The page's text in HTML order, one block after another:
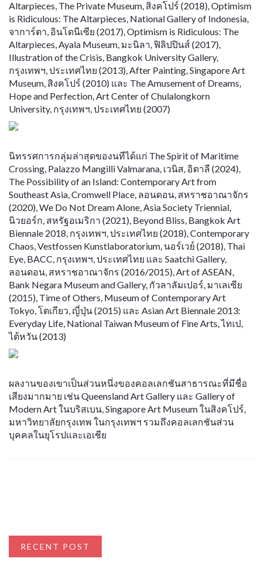
Altarpieces, The Private Museum, สิงคโปร์ (2018), Optimism
is Ridiculous: The Altarpieces, National Gallery of Indonesia,
จาการ์ตา, อินโดนีเซีย (2017), Optimism is Ridiculous: The
Altarpieces, Ayala Museum, มะนิลา, ฟิลิปปินส์ (2017),
Illustration of the Crisis, Bangkok University Gallery,
กรุงเทพฯ, ประเทศไทย (2013), After Painting, Singapore Art
Museum, สิงคโปร์ (2010) และ The Amusement of Dreams,
Hope and Perfection, Art Center of Chulalongkorn
University, กรุงเทพฯ, ประเทศไทย (2007)
นิทรรศการกลุ่มล่าสุดของนทีได้แก่ The Spirit of Maritime
Crossing, Palazzo Mangilli Valmarana, เวนิส, อิตาลี (2024),
The Possibility of an Island: Contemporary Art from
Southeast Asia, Cromwell Place, ลอนดอน, สหราชอาณาจักร
(2020), We Do Not Dream Alone, Asia Society Triennial,
นิวยอร์ก, สหรัฐอเมริกา (2021), Beyond Bliss, Bangkok Art
Biennale 2018, กรุงเทพฯ, ประเทศไทย (2018), Contemporary
Chaos, Vestfossen Kunstlaboratorium, นอร์เวย์ (2018), Thai
Eye, BACC, กรุงเทพฯ, ประเทศไทย และ Saatchi Gallery,
ลอนดอน, สหราชอาณาจักร (2016/2015), Art of ASEAN,
Bank Negara Museum and Gallery, กัวลาลัมเปอร์, มาเลเซีย
(2015), Time of Others, Museum of Contemporary Art
Tokyo, โตเกียว, ญี่ปุ่น (2015) และ Asian Art Biennale 2013:
Everyday Life, National Taiwan Museum of Fine Arts, ไทเป,
ไต้หวัน (2013)
ผลงานของเขาเป็นส่วนหนึ่งของคอลเลกชันสาธารณะที่มีชื่อ
เสียงมากมาย เช่น Queensland Art Gallery และ Gallery of
Modern Art ในบริสเบน, Singapore Art Museum ในสิงคโปร์,
มหาวิทยาลัยกรุงเทพ ในกรุงเทพฯ รวมถึงคอลเลกชันส่วน
บุคคลในยุโรปและเอเชีย
RECENT POST